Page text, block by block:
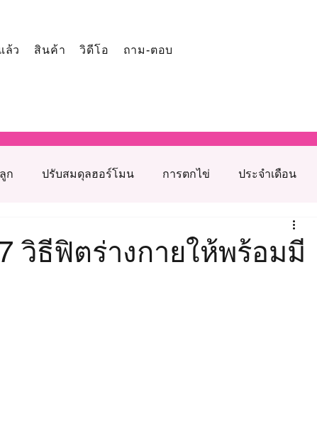
ล้ว สินค้า วิดีโอ ถาม-ตอบ
ก ปรับสมดุลฮอร์โมน การตกไข่ ประจำเดือน
วิธีฟิตร่างกายให้พร้อมมี